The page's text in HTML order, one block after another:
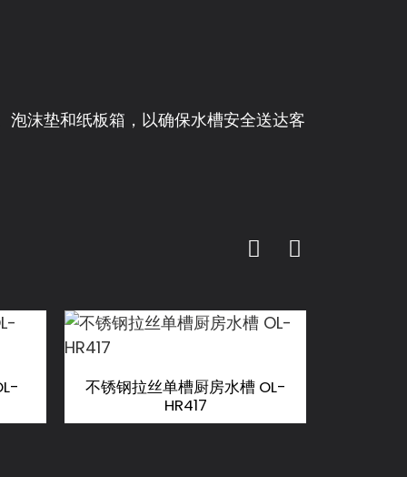
沫垫和纸板箱，以确保水槽安全送达客
不锈钢拉丝单槽厨房水槽 OL-
HR417